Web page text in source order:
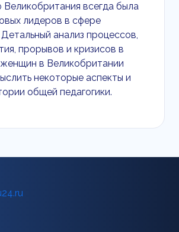
Великобритания всегда была
лидеров в сфере
анализ процессов,
прорывов и кризисов в
в Великобритании
некоторые аспекты и
общей педагогики.